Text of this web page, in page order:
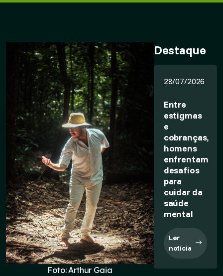
Foto: Arthur Gaia
Destaque
28/07/2026
Entre
estigmas
e
cobranças,
homens
enfrentam
desafios
para
cuidar da
saúde
mental
Ler
notícia